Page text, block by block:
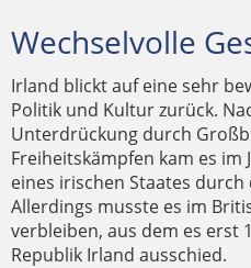
Wechselvolle
Irland blickt auf eine sehr
Politik und Kultur zurück.
Unterdrückung durch
Freiheitskämpfen kam es im
eines irischen Staates
Allerdings musste es im
verbleiben, aus dem es erst
Republik Irland ausschied.